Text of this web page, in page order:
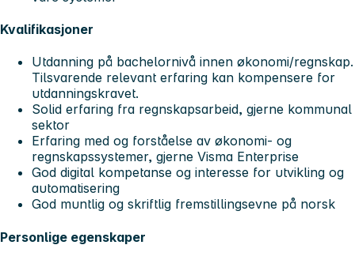
Kvalifikasjoner
Utdanning på bachelornivå innen økonomi/regnskap.
Tilsvarende relevant erfaring kan kompensere for
utdanningskravet.
Solid erfaring fra regnskapsarbeid, gjerne kommunal
sektor
Erfaring med og forståelse av økonomi- og
regnskapssystemer, gjerne Visma Enterprise
God digital kompetanse og interesse for utvikling og
automatisering
God muntlig og skriftlig fremstillingsevne på norsk
Personlige egenskaper